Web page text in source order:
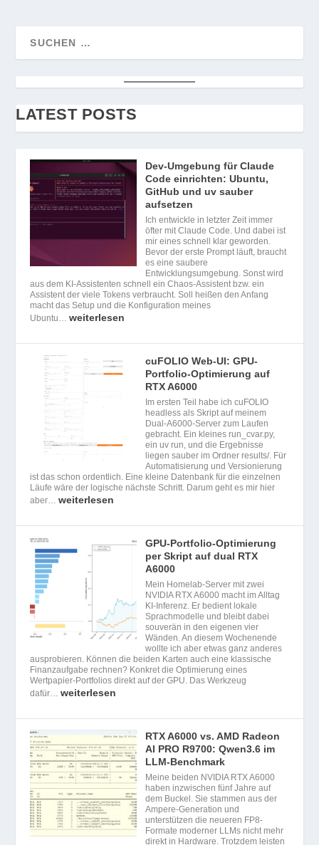
LATEST POSTS
Dev-Umgebung für Claude
Code einrichten: Ubuntu,
GitHub und uv sauber
aufsetzen
Ich entwickle in letzter Zeit immer
öfter mit Claude Code. Und dabei ist
mir eines schnell klar geworden.
Bevor der erste Prompt läuft, braucht
es eine saubere
Entwicklungsumgebung. Sonst wird
aus dem KI-Assistenten schnell ein Chaos-Assistent bzw. ein
Assistent der viele Tokens verbraucht. Soll heißen den Anfang
macht das Setup und die Konfiguration meines
Ubuntu…weiterlesen
cuFOLIO Web-UI: GPU-
Portfolio-Optimierung auf
RTX A6000
Im ersten Teil habe ich cuFOLIO
headless als Skript auf meinem
Dual-A6000-Server zum Laufen
gebracht. Ein kleines run_cvar.py,
ein uv run, und die Ergebnisse
liegen sauber im Ordner results/. Für
Automatisierung und Versionierung
ist das schon ordentlich. Eine kleine Datenbank für die einzelnen
Läufe wäre der logische nächste Schritt. Darum geht es mir hier
aber…weiterlesen
GPU-Portfolio-Optimierung
per Skript auf dual RTX
A6000
Mein Homelab-Server mit zwei
NVIDIA RTX A6000 macht im Alltag
KI-Inferenz. Er bedient lokale
Sprachmodelle und bleibt dabei
souverän in den eigenen vier
Wänden. An diesem Wochenende
wollte ich aber etwas ganz anderes
ausprobieren. Können die beiden Karten auch eine klassische
Finanzaufgabe rechnen? Konkret die Optimierung eines
Wertpapier-Portfolios direkt auf der GPU. Das Werkzeug
dafür…weiterlesen
RTX A6000 vs. AMD Radeon
AI PRO R9700: Qwen3.6 im
LLM-Benchmark
Meine beiden NVIDIA RTX A6000
haben inzwischen fünf Jahre auf
dem Buckel. Sie stammen aus der
Ampere-Generation und
unterstützen die neueren FP8-
Formate moderner LLMs nicht mehr
direkt in Hardware. Trotzdem leisten